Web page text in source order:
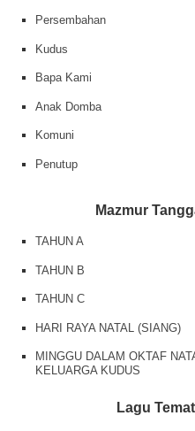
Persembahan
Kudus
Bapa Kami
Anak Domba
Komuni
Penutup
Mazmur
TAHUN A
TAHUN B
TAHUN C
HARI RAYA NATAL (SIANG)
MINGGU DALAM OKTAF
KELUARGA KUDUS
Lagu